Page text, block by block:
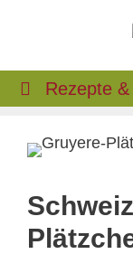
Rezepte